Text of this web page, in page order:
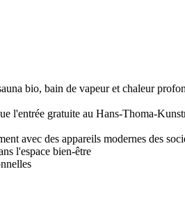
bio, bain de vapeur et chaleur
l'entrée gratuite au Hans-Thoma-
avec des appareils modernes des
l'espace bien-être